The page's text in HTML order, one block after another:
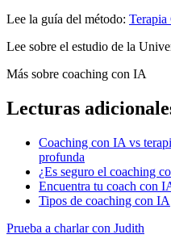
Lee la guía del método:
Lee sobre el estudio de la
Más sobre coaching con IA
Lecturas
Coaching con IA vs
profunda
¿Es seguro el coaching
Encuentra tu coach con
Tipos de coaching con IA
Prueba a charlar con Judith